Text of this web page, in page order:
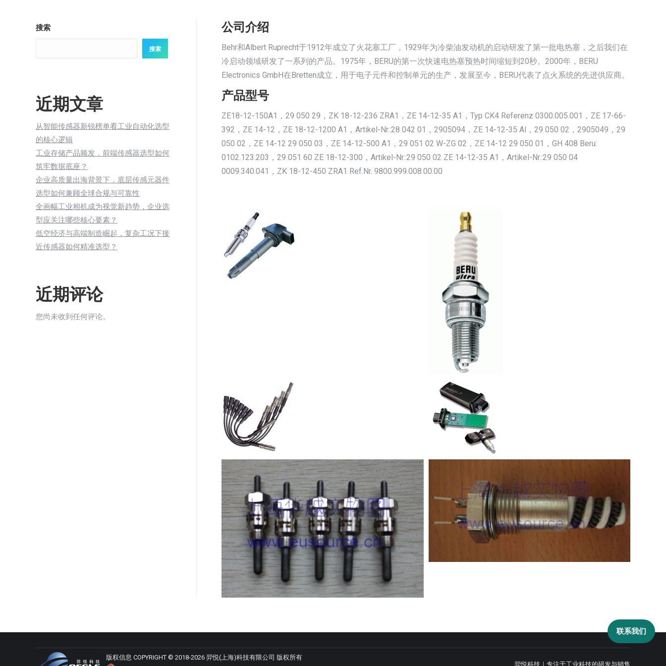
公司介绍
Behr和Albert Ruprecht于1912年成立了火花塞工厂，1929年为冷柴油发动机的启动研发了第一批电热塞，之后我们在
冷启动领域研发了一系列的产品。1975年，BERU的第一次快速电热塞预热时间缩短到20秒。2000年，BERU
Electronics GmbH在Bretten成立，用于电子元件和控制单元的生产，发展至今，BERU代表了点火系统的先进供应商。
产品型号
ZE18-12-150A1，29 050 29，ZK 18-12-236 ZRA1，ZE 14-12-35 A1，Typ CK4 Referenz 0300.005.001，ZE 17-66-
392，ZE 14-12，ZE 18-12-1200 A1，Artikel-Nr.:28 042 01，2905094，ZE 14-12-35 Al，29 050 02，2905049，29
050 02，ZE 14-12 29 050 03，ZE 14-12-500 A1，29 051 02 W-ZG 02，ZE 14-12 29 050 01，GH 408 Beru:
0102.123.203，29 051 60 ZE 18-12-300，Artikel-Nr.:29 050 02 ZE 14-12-35 A1，Artikel-Nr.:29 050 04
0009.340.041，ZK 18-12-450 ZRA1 Ref.Nr. 9800.999.008.00.00
搜索
搜索
近期文章
从智能传感器新锐榜单看工业自动化选型
的核心逻辑
工业存储产品频发，前端传感器选型如何
筑牢数据底座？
企业高质量出海背景下，底层传感元器件
选型如何兼顾全球合规与可靠性
全画幅工业相机成为视觉新趋势，企业选
型应关注哪些核心要素？
低空经济与高端制造崛起，复杂工况下接
近传感器如何精准选型？
近期评论
您尚未收到任何评论。
版权信息 COPYRIGHT © 2018-2026 羿悦(上海)科技有限公司 版权所有
羿悦科技｜专注于工业科技的研发与销售
联系我们